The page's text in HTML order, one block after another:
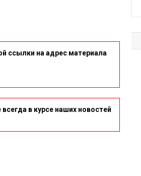
ссылки на адрес материала
всегда в курсе наших новостей